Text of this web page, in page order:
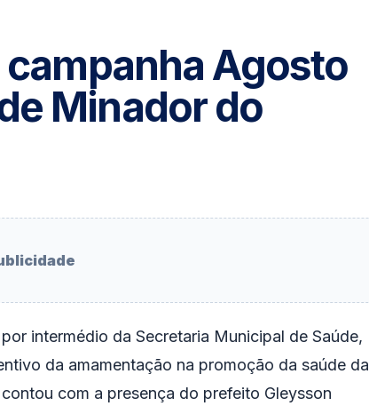
Agosto
Minador do
intermédio da Secretaria Municipal de Saúde,
da amamentação na promoção da saúde da
com a presença do prefeito Gleysson